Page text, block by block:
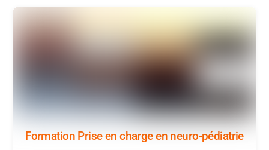
Formation Prise en charge en neuro-pédiatrie